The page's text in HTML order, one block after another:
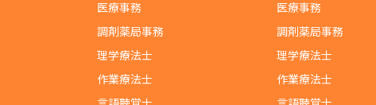
医療事務
調剤薬局事務
理学療法士
作業療法士
医療事務
調剤薬局事務
理学療法士
作業療法士